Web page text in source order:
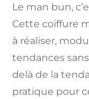
Le man bun,
Cette coiffure
à réaliser,
tendances
delà de la
pratique pour